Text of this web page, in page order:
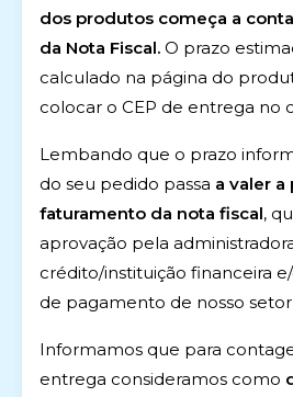
dos produtos começa a
da Nota Fiscal. O prazo
calculado na página do
colocar o CEP de entrega no
Lembando que o prazo
do seu pedido passa a valer a
faturamento da nota fiscal,
aprovação pela
crédito/instituição financeira
de pagamento de nosso
Informamos que para
entrega consideramos como